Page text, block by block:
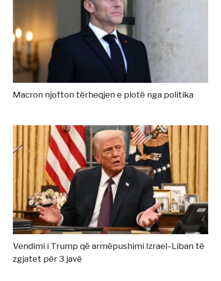
Macron njofton tërheqjen e plotë nga politika
Vendimi i Trump që armëpushimi Izrael–Liban të
zgjatet për 3 javë